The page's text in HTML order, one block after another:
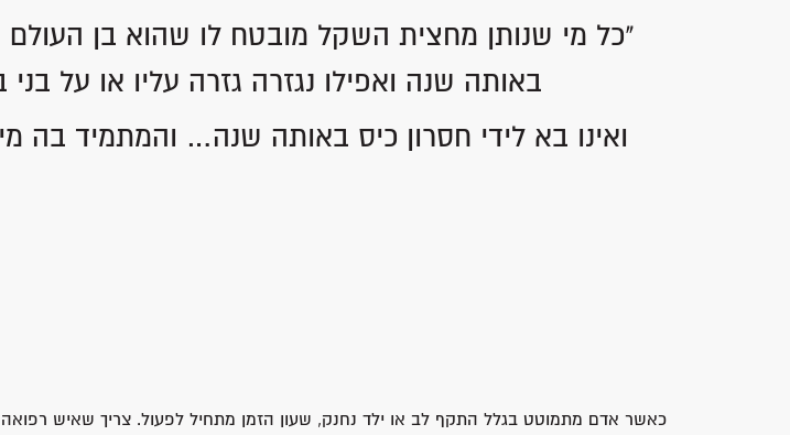
"כל מי שנותן מחצית השקל מובטח לו שהוא בן
באותה שנה ואפילו נגזרה גזרה עליו או על
ואינו בא לידי חסרון כיס באותה שנה… והמתמיד בה
כאשר אדם מתמוטט בגלל התקף לב או ילד נחנק, שעון הזמן מתחיל לפעול. צריך שאיש רפואה